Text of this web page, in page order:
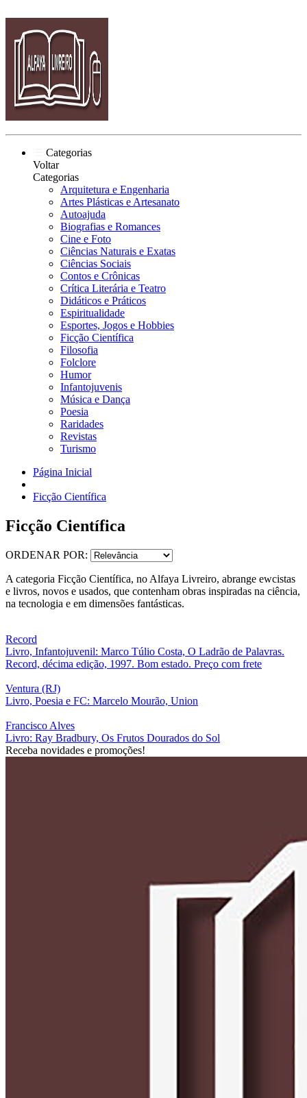
Categorias
Voltar
Categorias
Arquitetura e Engenharia
Artes Plásticas e Artesanato
Autoajuda
Biografias e Romances
Cine e Foto
Ciências Naturais e Exatas
Ciências Sociais
Contos e Crônicas
Crítica Literária e Teatro
Didáticos e Práticos
Espiritualidade
Esportes, Jogos e Hobbies
Ficção Científica
Filosofia
Folclore
Humor
Infantojuvenis
Música e Dança
Poesia
Raridades
Revistas
Turismo
Página Inicial
Ficção Científica
Ficção Científica
ORDENAR POR:
A categoria Ficção Científica, no Alfaya Livreiro, abrange ewcistas
e livros, novos e usados, que contenham obras inspiradas na ciência,
na tecnologia e em dimensões fantásticas.
Record
Livro, Infantojuvenil: Marco Túlio Costa, O Ladrão de Palavras.
Record, décima edição, 1997. Bom estado. Preço com frete
Ventura (RJ)
Livro, Poesia e FC: Marcelo Mourão, Union
Francisco Alves
Livro: Ray Bradbury, Os Frutos Dourados do Sol
Receba novidades e promoções!